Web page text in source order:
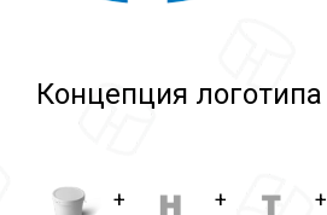
Концепция логотипа
+ + +